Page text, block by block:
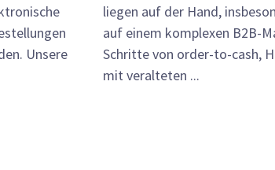
Unsere
liegen auf der Hand,
auf einem komplexen B2B-
Schritte von order-to-cash,
mit veralteten ...